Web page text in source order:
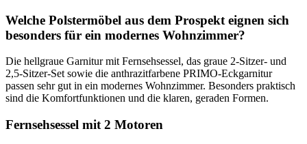
Welche Polstermöbel aus dem Prospekt eignen sich
besonders für ein modernes Wohnzimmer?
Die hellgraue Garnitur mit Fernsehsessel, das graue 2-Sitzer- und
2,5-Sitzer-Set sowie die anthrazitfarbene PRIMO-Eckgarnitur
passen sehr gut in ein modernes Wohnzimmer. Besonders praktisch
sind die Komfortfunktionen und die klaren, geraden Formen.
Fernsehsessel mit 2 Motoren